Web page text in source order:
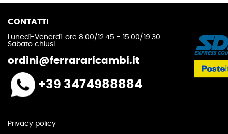
CONTATTI
Lunedì-Venerdì: ore 8:00/12:45 - 15:00/19:30
Sabato chiusi
ordini@ferrararicambi.it
+39 3474988884
Privacy policy